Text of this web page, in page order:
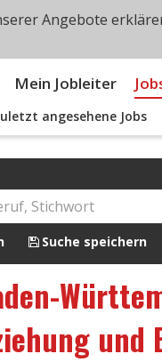
Mein Jobleiter
angesehene Jobs
Suche speichern
und
Angebote